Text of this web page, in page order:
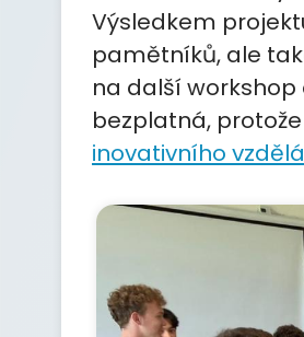
Výsledkem
pamětníků, ale
na další
bezplatná,
inovativního